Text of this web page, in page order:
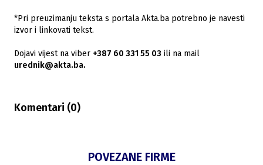
*Pri preuzimanju teksta s portala Akta.ba potrebno je navesti
izvor i linkovati tekst.
Dojavi vijest na viber +387 60 331 55 03 ili na mail
urednik@akta.ba.
Komentari (0)
POVEZANE FIRME